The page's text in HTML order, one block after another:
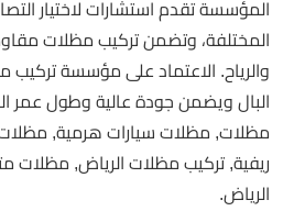
المؤسسة تقدم استشارات لاختيار
المختلفة، وتضمن تركيب مظلات
والرياح. الاعتماد على مؤسسة تركيب
البال ويضمن جودة عالية وطول
مظلات, مظلات سيارات هرمية,
ريفية, تركيب مظلات الرياض, مظلات
الرياض.